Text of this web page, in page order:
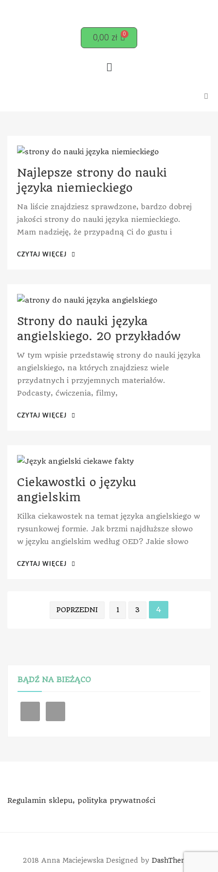
0,00 zł
Najlepsze strony do nauki
języka niemieckiego
Na liście znajdziesz sprawdzone, bardzo dobrej
jakości strony do nauki języka niemieckiego.
Mam nadzieję, że przypadną Ci do gustu i
CZYTAJ WIĘCEJ
Strony do nauki języka
angielskiego. 20 przykładów
W tym wpisie przedstawię strony do nauki języka
angielskiego, na których znajdziesz wiele
przydatnych i przyjemnych materiałów.
Podcasty, ćwiczenia, filmy,
CZYTAJ WIĘCEJ
Ciekawostki o języku
angielskim
Kilka ciekawostek na temat języka angielskiego w
rysunkowej formie. Jak brzmi najdłuższe słowo
w języku angielskim według OED? Jakie słowo
CZYTAJ WIĘCEJ
POPRZEDNI 1 3 4
BĄDŹ NA BIEŻĄCO
Regulamin sklepu, polityka prywatności
2018 Anna MaciejewskaDesigned by DashThemes